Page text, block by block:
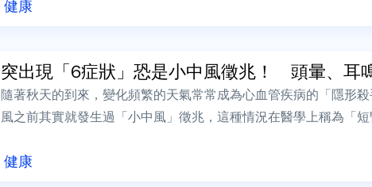
健康
健康
突出現「6症狀」恐是小中風徵兆！ 頭暈、耳
隨著秋天的到來，變化頻繁的天氣常常成為心血管疾病的「隱形
風之前其實就發生過「小中風」徵兆，這種情況在醫學上稱為「